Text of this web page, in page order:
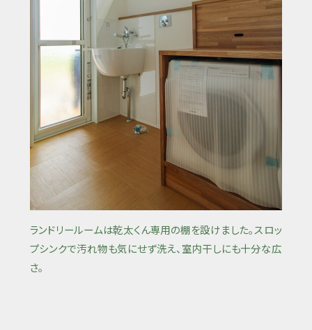
ランドリールームは乾太くん専用の棚を設けました。スロッ
プシンクで汚れ物も気にせず洗え、室内干しにも十分な広
さ。